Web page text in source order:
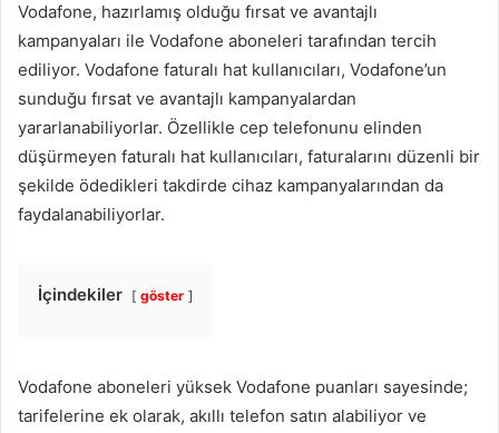
Vodafone, hazırlamış olduğu fırsat ve avantajlı
kampanyaları ile Vodafone aboneleri tarafından tercih
ediliyor. Vodafone faturalı hat kullanıcıları, Vodafone’un
sunduğu fırsat ve avantajlı kampanyalardan
yararlanabiliyorlar. Özellikle cep telefonunu elinden
düşürmeyen faturalı hat kullanıcıları, faturalarını düzenli bir
şekilde ödedikleri takdirde cihaz kampanyalarından da
faydalanabiliyorlar.
İçindekiler göster
Vodafone aboneleri yüksek Vodafone puanları sayesinde;
tarifelerine ek olarak, akıllı telefon satın alabiliyor ve